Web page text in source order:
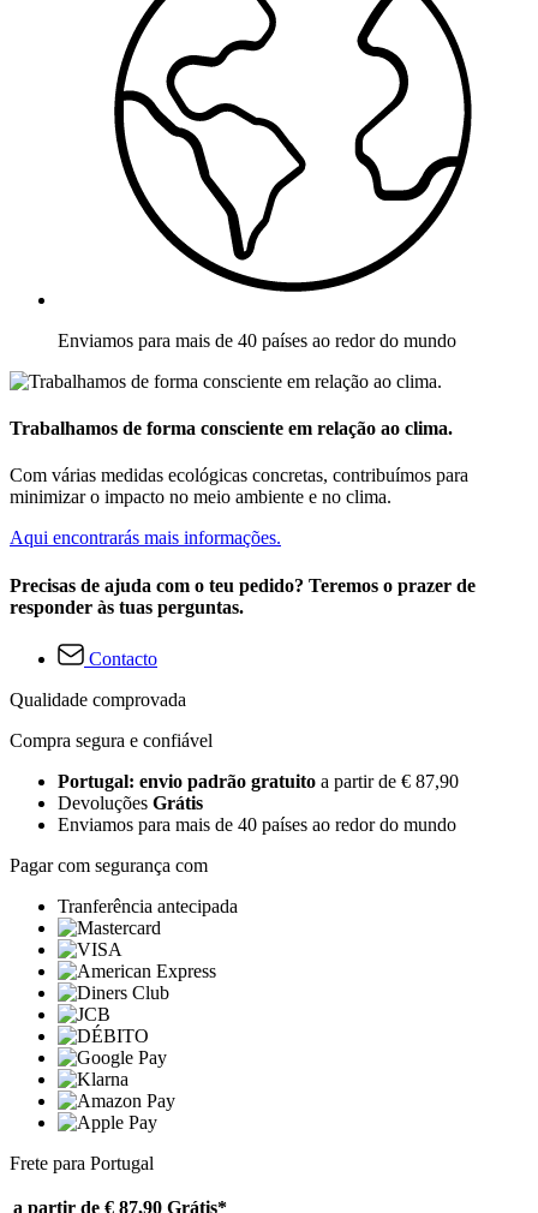
Enviamos para mais de 40 países ao redor do mundo
Trabalhamos de forma consciente em relação ao clima.
Com várias medidas ecológicas concretas, contribuímos para
minimizar o impacto no meio ambiente e no clima.
Aqui encontrarás mais informações.
Precisas de ajuda com o teu pedido? Teremos o prazer de
responder às tuas perguntas.
Contacto
Qualidade comprovada
Compra segura e confiável
Portugal: envio padrão gratuito a partir de € 87,90
Devoluções Grátis
Enviamos para mais de 40 países ao redor do mundo
Pagar com segurança com
Tranferência antecipada
Frete para Portugal
a partir de € 87,90 Grátis*